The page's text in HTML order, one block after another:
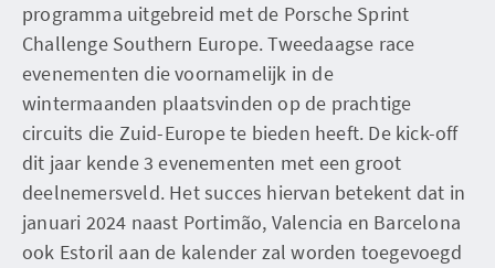
programma uitgebreid met de Porsche Sprint
Challenge Southern Europe. Tweedaagse race
evenementen die voornamelijk in de
wintermaanden plaatsvinden op de prachtige
circuits die Zuid-Europe te bieden heeft. De kick-off
dit jaar kende 3 evenementen met een groot
deelnemersveld. Het succes hiervan betekent dat in
januari 2024 naast Portimão, Valencia en Barcelona
ook Estoril aan de kalender zal worden toegevoegd